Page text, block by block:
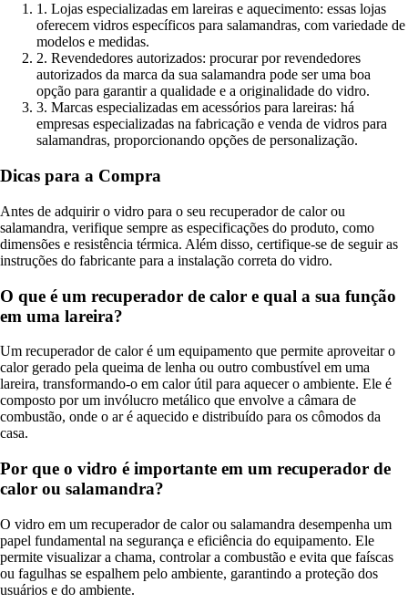
1. Lojas especializadas em lareiras e aquecimento: essas lojas
oferecem vidros específicos para salamandras, com variedade de
modelos e medidas.
2. Revendedores autorizados: procurar por revendedores
autorizados da marca da sua salamandra pode ser uma boa
opção para garantir a qualidade e a originalidade do vidro.
3. Marcas especializadas em acessórios para lareiras: há
empresas especializadas na fabricação e venda de vidros para
salamandras, proporcionando opções de personalização.
Dicas para a Compra
Antes de adquirir o vidro para o seu recuperador de calor ou
salamandra, verifique sempre as especificações do produto, como
dimensões e resistência térmica. Além disso, certifique-se de seguir as
instruções do fabricante para a instalação correta do vidro.
O que é um recuperador de calor e qual a sua função
em uma lareira?
Um recuperador de calor é um equipamento que permite aproveitar o
calor gerado pela queima de lenha ou outro combustível em uma
lareira, transformando-o em calor útil para aquecer o ambiente. Ele é
composto por um invólucro metálico que envolve a câmara de
combustão, onde o ar é aquecido e distribuído para os cômodos da
casa.
Por que o vidro é importante em um recuperador de
calor ou salamandra?
O vidro em um recuperador de calor ou salamandra desempenha um
papel fundamental na segurança e eficiência do equipamento. Ele
permite visualizar a chama, controlar a combustão e evita que faíscas
ou fagulhas se espalhem pelo ambiente, garantindo a proteção dos
usuários e do ambiente.